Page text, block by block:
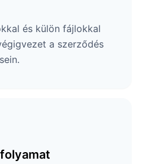
és külön fájlokkal
a szerződés